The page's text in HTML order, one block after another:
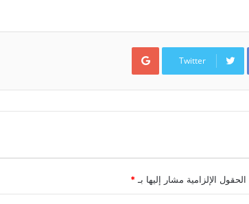
Twitter
Google+
الحقول الإلزامية مشار إليها بـ *